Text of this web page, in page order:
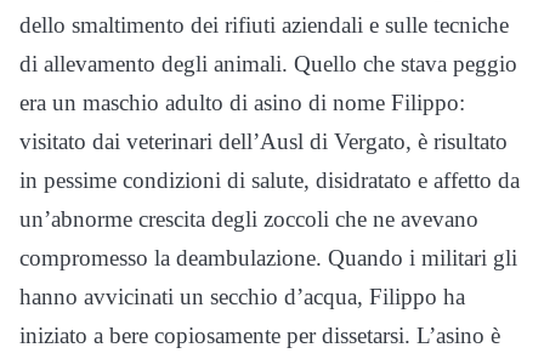
dello smaltimento dei rifiuti aziendali e sulle tecniche
di allevamento degli animali. Quello che stava peggio
era un maschio adulto di asino di nome Filippo:
visitato dai veterinari dell’Ausl di Vergato, è risultato
in pessime condizioni di salute, disidratato e affetto da
un’abnorme crescita degli zoccoli che ne avevano
compromesso la deambulazione. Quando i militari gli
hanno avvicinati un secchio d’acqua, Filippo ha
iniziato a bere copiosamente per dissetarsi. L’asino è